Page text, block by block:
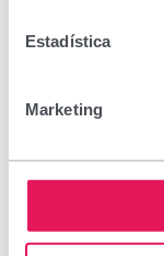
Estadística
Marketing